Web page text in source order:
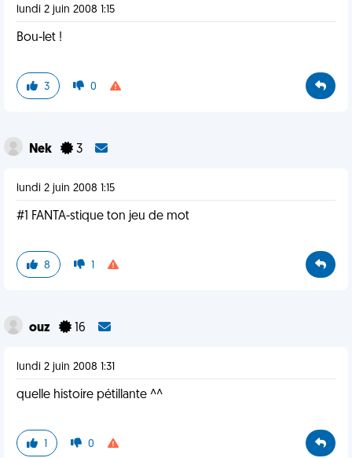
lundi 2 juin 2008 1:15
Bou-let !
3 0
Nek 3
lundi 2 juin 2008 1:15
#1 FANTA-stique ton jeu de mot
8 1
ouz 16
lundi 2 juin 2008 1:31
quelle histoire pétillante ^^
1 0